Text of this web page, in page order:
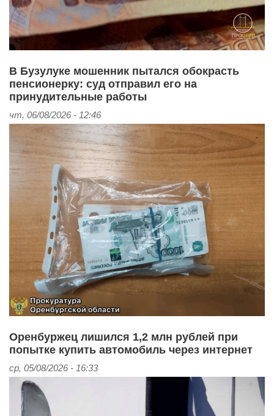
В Бузулуке мошенник пытался обокрасть
пенсионерку: суд отправил его на
принудительные работы
чт, 06/08/2026 - 12:46
Оренбуржец лишился 1,2 млн рублей при
попытке купить автомобиль через интернет
ср, 05/08/2026 - 16:33